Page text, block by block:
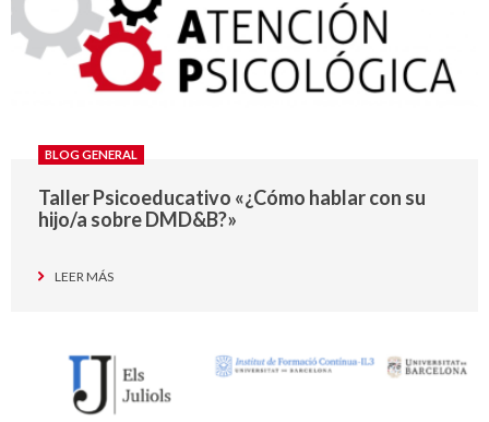
BLOG GENERAL
Taller Psicoeducativo «¿Cómo hablar con su
hijo/a sobre DMD&B?»
LEER MÁS